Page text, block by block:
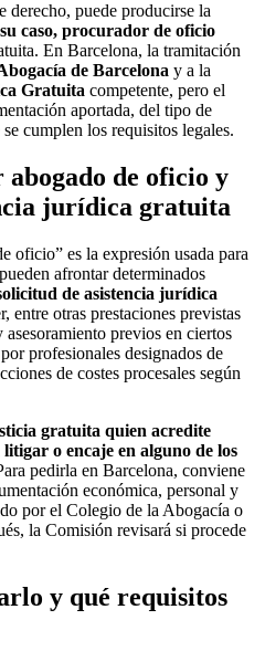
derecho, puede producirse la
caso, procurador de oficio
En Barcelona, la tramitación
de Barcelona y a la
Gratuita competente, pero el
aportada, del tipo de
cumplen los requisitos legales.
abogado de oficio y
jurídica gratuita
oficio” es la expresión usada para
afrontar determinados
de asistencia jurídica
entre otras prestaciones previstas
previos en ciertos
profesionales designados de
de costes procesales según
gratuita quien acredite
o encaje en alguno de los
pedirla en Barcelona, conviene
económica, personal y
por el Colegio de la Abogacía o
la Comisión revisará si procede
y qué requisitos